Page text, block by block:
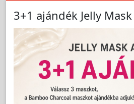
FŰTHETŐ + LED FEHÉR
LAKOSSÁGI ÁR (BRUTTÓ)
674 490 Ft
Jutalom: 13490 pont
3+1 ajándék Jelly Mask